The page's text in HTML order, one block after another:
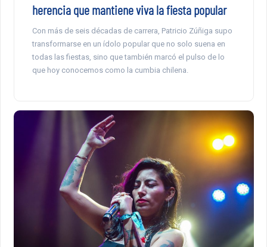
herencia que mantiene viva la fiesta popular
Con más de seis décadas de carrera, Patricio Zúñiga supo
transformarse en un ídolo popular que no solo suena en
todas las fiestas, sino que también marcó el pulso de lo
que hoy conocemos como la cumbia chilena.